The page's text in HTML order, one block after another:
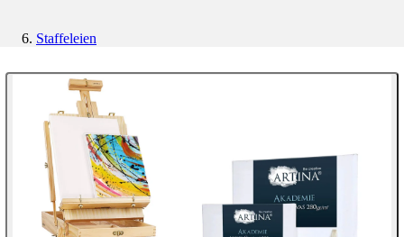
Staffeleien